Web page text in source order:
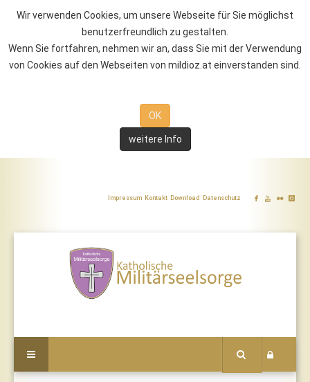
Wir verwenden Cookies, um unsere Webseite für Sie möglichst
benutzerfreundlich zu gestalten.
Wenn Sie fortfahren, nehmen wir an, dass Sie mit der Verwendung
von Cookies auf den Webseiten von mildioz.at einverstanden sind.
OK
weitere Info
Impressum Kontakt Download Datenschutz